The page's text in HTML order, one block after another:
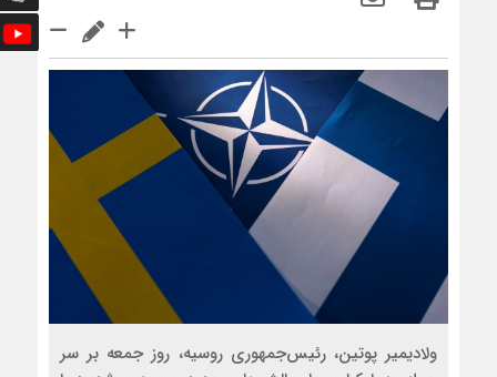
ولادیمیر پوتین، رئیس‌‌جمهوری روسیه، روز جمعه بر سر